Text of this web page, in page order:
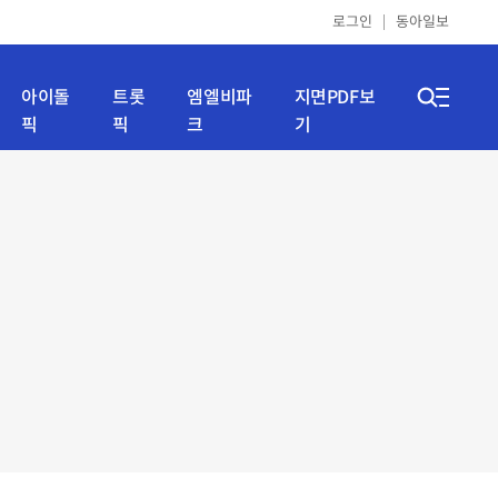
로그인 동아일보
아이돌
픽
트롯
픽
엠엘비파
크
지면PDF보
기